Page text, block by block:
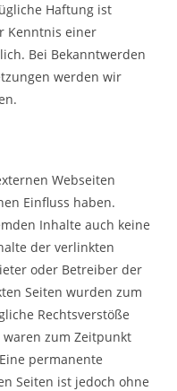
Haftung ist
Kenntnis einer
Bei Bekanntwerden
werden wir
Webseiten
Einfluss haben.
Inhalte auch keine
der verlinkten
oder Betreiber der
Seiten wurden zum
Rechtsverstöße
zum Zeitpunkt
permanente
Seiten ist jedoch ohne